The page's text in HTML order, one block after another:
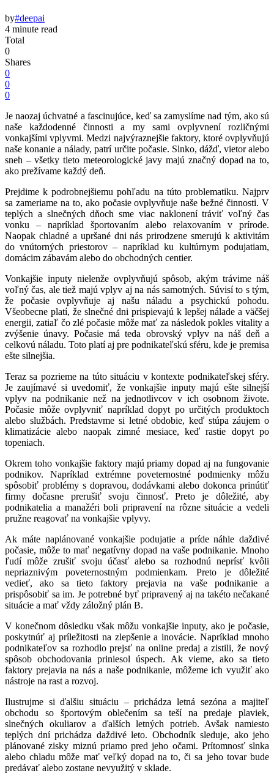
by#deepai
4 minute read
Total
0
Shares
0
0
0
Je naozaj úchvatné a fascinujúce, keď sa zamyslíme nad tým, ako sú
naše každodenné činnosti a my sami ovplyvnení rozličnými
vonkajšími vplyvmi. Medzi najvýraznejšie faktory, ktoré ovplyvňujú
naše konanie a nálady, patrí určite počasie. Slnko, dážď, vietor alebo
sneh – všetky tieto meteorologické javy majú značný dopad na to,
ako prežívame každý deň.
Prejdime k podrobnejšiemu pohľadu na túto problematiku. Najprv
sa zameriame na to, ako počasie ovplyvňuje naše bežné činnosti. V
teplých a slnečných dňoch sme viac naklonení tráviť voľný čas
vonku – napríklad športovaním alebo relaxovaním v prírode.
Naopak chladné a upršané dni nás prirodzene smerujú k aktivitám
do vnútorných priestorov – napríklad ku kultúrnym podujatiam,
domácim zábavám alebo do obchodných centier.
Vonkajšie inputy nielenže ovplyvňujú spôsob, akým trávime náš
voľný čas, ale tiež majú vplyv aj na nás samotných. Súvisí to s tým,
že počasie ovplyvňuje aj našu náladu a psychickú pohodu.
Všeobecne platí, že slnečné dni prispievajú k lepšej nálade a väčšej
energii, zatiaľ čo zlé počasie môže mať za následok pokles vitality a
zvýšenie únavy. Počasie má teda obrovský vplyv na náš deň a
celkovú náladu. Toto platí aj pre podnikateľskú sféru, kde je premisa
ešte silnejšia.
Teraz sa pozrieme na túto situáciu v kontexte podnikateľskej sféry.
Je zaujímavé si uvedomiť, že vonkajšie inputy majú ešte silnejší
vplyv na podnikanie než na jednotlivcov v ich osobnom živote.
Počasie môže ovplyvniť napríklad dopyt po určitých produktoch
alebo službách. Predstavme si letné obdobie, keď stúpa záujem o
klimatizácie alebo naopak zimné mesiace, keď rastie dopyt po
topeniach.
Okrem toho vonkajšie faktory majú priamy dopad aj na fungovanie
podnikov. Napríklad extrémne poveternostné podmienky môžu
spôsobiť problémy s dopravou, dodávkami alebo dokonca prinútiť
firmy dočasne prerušiť svoju činnosť. Preto je dôležité, aby
podnikatelia a manažéri boli pripravení na rôzne situácie a vedeli
pružne reagovať na vonkajšie vplyvy.
Ak máte naplánované vonkajšie podujatie a príde náhle daždivé
počasie, môže to mať negatívny dopad na vaše podnikanie. Mnoho
ľudí môže zrušiť svoju účasť alebo sa rozhodnú neprísť kvôli
nepriaznivým poveternostným podmienkam. Preto je dôležité
vedieť, ako sa tieto faktory prejavia na vaše podnikanie a
prispôsobiť sa im. Je potrebné byť pripravený aj na takéto nečakané
situácie a mať vždy záložný plán B.
V konečnom dôsledku však môžu vonkajšie inputy, ako je počasie,
poskytnúť aj príležitosti na zlepšenie a inovácie. Napríklad mnoho
podnikateľov sa rozhodlo prejsť na online predaj a zistili, že nový
spôsob obchodovania priniesol úspech. Ak vieme, ako sa tieto
faktory prejavia na nás a naše podnikanie, môžeme ich využiť ako
nástroje na rast a rozvoj.
Ilustrujme si ďalšiu situáciu – prichádza letná sezóna a majiteľ
obchodu so športovým oblečením sa teší na predaje plaviek,
slnečných okuliarov a ďalších letných potrieb. Avšak namiesto
teplých dní prichádza daždivé leto. Obchodník sleduje, ako jeho
plánované zisky miznú priamo pred jeho očami. Prítomnosť slnka
alebo chladu môže mať veľký dopad na to, či sa jeho tovar bude
predávať alebo zostane nevyužitý v sklade.